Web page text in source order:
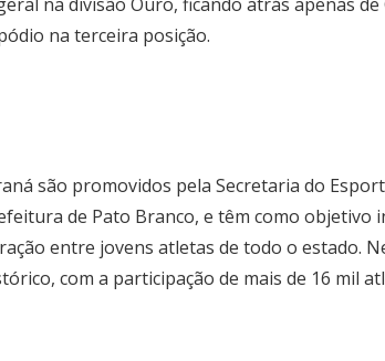
na terceira posição.
são promovidos pela Secretaria do
de Pato Branco, e têm como objetivo
entre jovens atletas de todo o estado.
com a participação de mais de 16 mil